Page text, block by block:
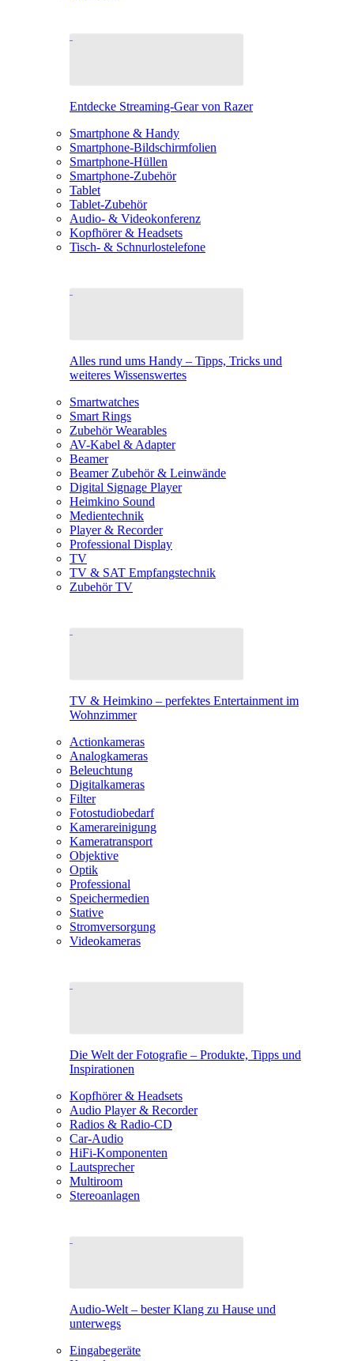
Entdecke Streaming-Gear von Razer
Smartphone & Handy
Smartphone-Bildschirmfolien
Smartphone-Hüllen
Smartphone-Zubehör
Tablet
Tablet-Zubehör
Audio- & Videokonferenz
Kopfhörer & Headsets
Tisch- & Schnurlostelefone
Alles rund ums Handy – Tipps, Tricks und
weiteres Wissenswertes
Smartwatches
Smart Rings
Zubehör Wearables
AV-Kabel & Adapter
Beamer
Beamer Zubehör & Leinwände
Digital Signage Player
Heimkino Sound
Medientechnik
Player & Recorder
Professional Display
TV
TV & SAT Empfangstechnik
Zubehör TV
TV & Heimkino – perfektes Entertainment im
Wohnzimmer
Actionkameras
Analogkameras
Beleuchtung
Digitalkameras
Filter
Fotostudiobedarf
Kamerareinigung
Kameratransport
Objektive
Optik
Professional
Speichermedien
Stative
Stromversorgung
Videokameras
Die Welt der Fotografie – Produkte, Tipps und
Inspirationen
Kopfhörer & Headsets
Audio Player & Recorder
Radios & Radio-CD
Car-Audio
HiFi-Komponenten
Lautsprecher
Multiroom
Stereoanlagen
Audio-Welt – bester Klang zu Hause und
unterwegs
Eingabegeräte